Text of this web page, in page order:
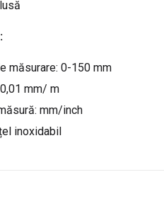
măsurare: 0-150 mm
mm/ m
mm/inch
inoxidabil